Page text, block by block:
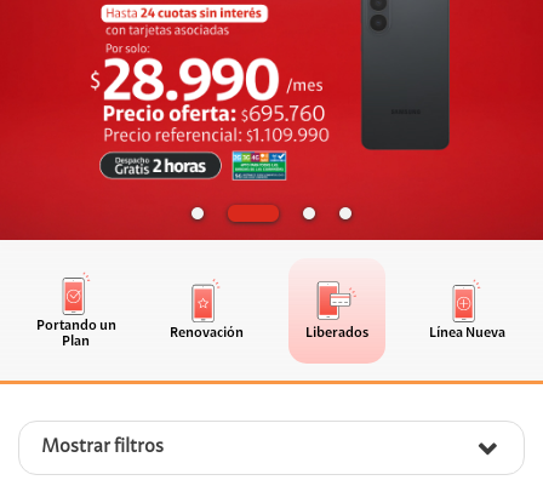
Portando un
Plan
Renovación Liberados Línea Nueva
Mostrar filtros